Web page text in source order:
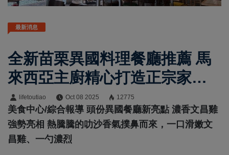
最新消息
全新苗栗異國料理餐廳推薦 馬
來西亞主廚精心打造正宗家鄉
菜色
lifetoutiao Oct 08 2025 12775
美食中心/綜合報導 頭份異國餐廳新亮點 濃香文昌雞
強勢亮相 熱騰騰的叻沙香氣撲鼻而來，一口滑嫩文
昌雞、一勺濃烈